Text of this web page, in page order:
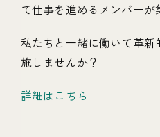
て仕事を進めるメンバーが
私たちと一緒に働いて革
施しませんか？
詳細はこちら